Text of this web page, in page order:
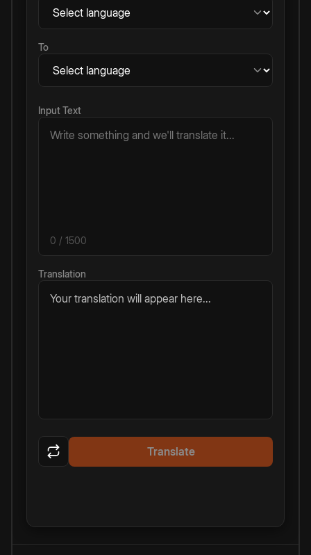
To
Input Text
0 / 1500
Translation
Your translation will appear here...
Translate